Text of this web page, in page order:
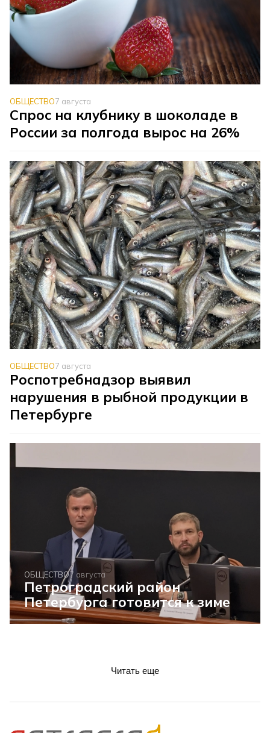
ОБЩЕСТВО7 августа
Спрос на клубнику в шоколаде в
России за полгода вырос на 26%
ОБЩЕСТВО7 августа
Роспотребнадзор выявил
нарушения в рыбной продукции в
Петербурге
ОБЩЕСТВО7 августа
Петроградский район
Петербурга готовится к зиме
Читать еще